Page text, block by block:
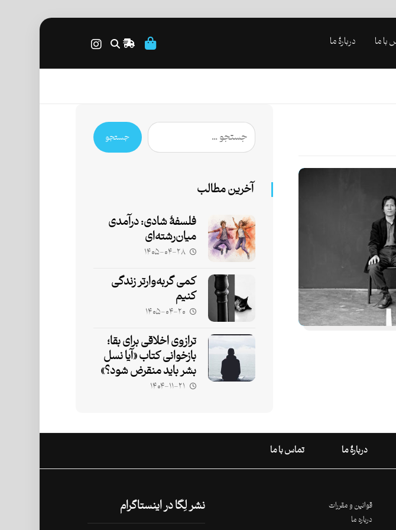
با ما دربارۀ ما
جستجو
آخرین مطالب
فلسفۀ شادی: درآمدی
میان‌رشته‌ای
۱۴۰۵-۰۴-۲۸
کمی گربه‌وارتر زندگی
کنیم
۱۴۰۵-۰۴-۲۰
ترازوی اخلاقی برای بقا؛
بازخوانی کتاب «آیا نسل
بشر باید منقرض شود؟»
۱۴۰۴-۱۱-۲۱
دربارۀ ما تماس با ما
قوانین و مقررات
درباره ما
نشر لِگا در اینستاگرام